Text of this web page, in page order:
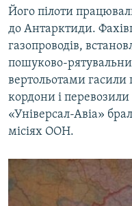
Його пілоти
до Антарктиди.
газопроводів,
пошуково-
вертольотами
кордони і
«Універсал-Авіа»
місіях ООН.